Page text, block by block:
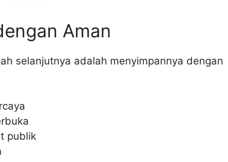
Aman
selanjutnya adalah menyimpannya dengan
publik